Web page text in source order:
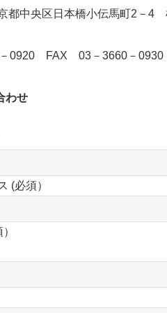
都中央区日本橋小伝馬町2－4
0920 FAX 03－3660－0930
わせ
(必須）